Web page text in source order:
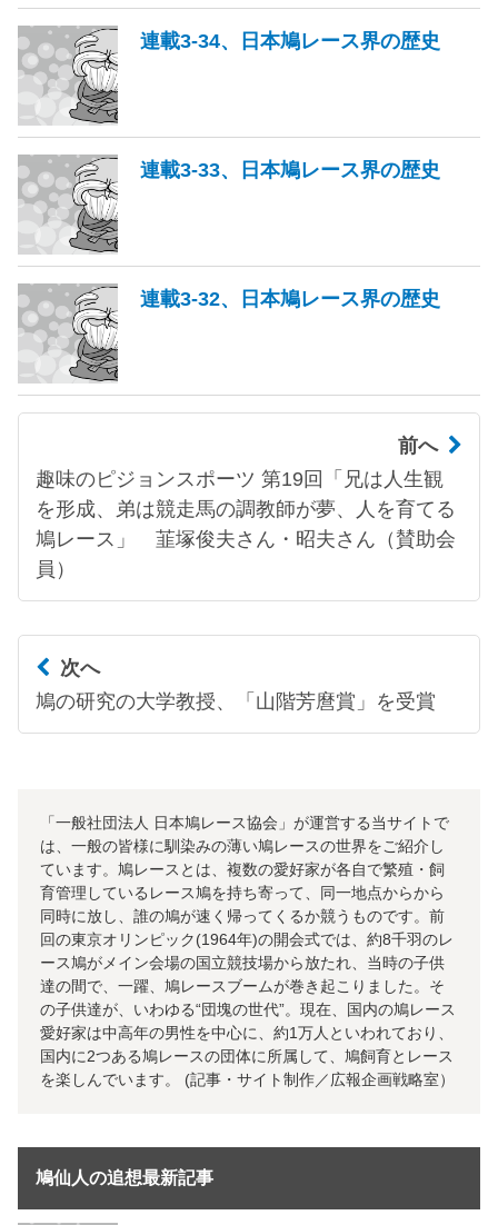
連載3-34、日本鳩レース界の歴史
連載3-33、日本鳩レース界の歴史
連載3-32、日本鳩レース界の歴史
前へ
趣味のピジョンスポーツ 第19回「兄は人生観
を形成、弟は競走馬の調教師が夢、人を育てる
鳩レース」 韮塚俊夫さん・昭夫さん（賛助会
員）
次へ
鳩の研究の大学教授、「山階芳麿賞」を受賞
「一般社団法人 日本鳩レース協会」が運営する当サイトで
は、一般の皆様に馴染みの薄い鳩レースの世界をご紹介し
ています。鳩レースとは、複数の愛好家が各自で繁殖・飼
育管理しているレース鳩を持ち寄って、同一地点からから
同時に放し、誰の鳩が速く帰ってくるか競うものです。前
回の東京オリンピック(1964年)の開会式では、約8千羽のレ
ース鳩がメイン会場の国立競技場から放たれ、当時の子供
達の間で、一躍、鳩レースブームが巻き起こりました。そ
の子供達が、いわゆる“団塊の世代”。現在、国内の鳩レース
愛好家は中高年の男性を中心に、約1万人といわれており、
国内に2つある鳩レースの団体に所属して、鳩飼育とレース
を楽しんでいます。 (記事・サイト制作／広報企画戦略室）
鳩仙人の追想最新記事